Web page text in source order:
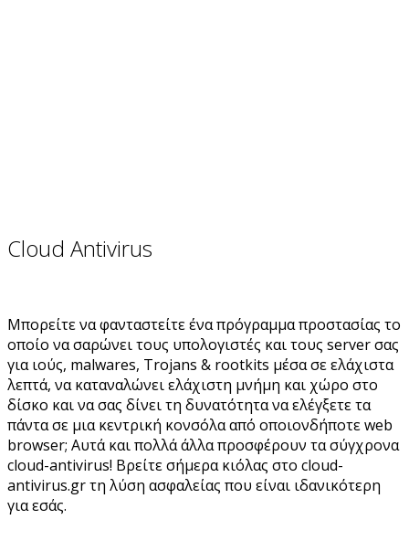
Cloud Antivirus
Μπορείτε να φανταστείτε ένα πρόγραμμα προστασίας το
οποίο να σαρώνει τους υπολογιστές και τους server σας
για ιούς, malwares, Trojans & rootkits μέσα σε ελάχιστα
λεπτά, να καταναλώνει ελάχιστη μνήμη και χώρο στο
δίσκο και να σας δίνει τη δυνατότητα να ελέγξετε τα
πάντα σε μια κεντρική κονσόλα από οποιονδήποτε web
browser; Αυτά και πολλά άλλα προσφέρουν τα σύγχρονα
cloud-antivirus! Βρείτε σήμερα κιόλας στο cloud-
antivirus.gr τη λύση ασφαλείας που είναι ιδανικότερη
για εσάς.